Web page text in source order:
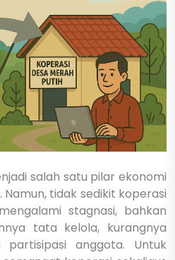
salah satu pilar ekonomi
tidak sedikit koperasi
stagnasi, bahkan
tata kelola, kurangnya
partisipasi anggota. Untuk